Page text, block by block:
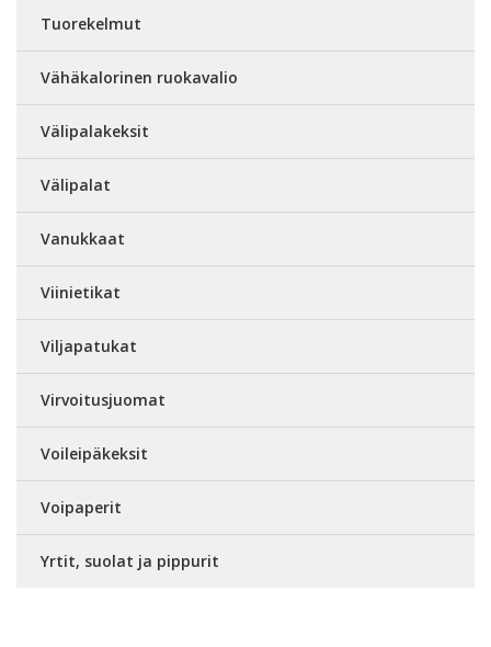
Tuorekelmut
Vähäkalorinen ruokavalio
Välipalakeksit
Välipalat
Vanukkaat
Viinietikat
Viljapatukat
Virvoitusjuomat
Voileipäkeksit
Voipaperit
Yrtit, suolat ja pippurit